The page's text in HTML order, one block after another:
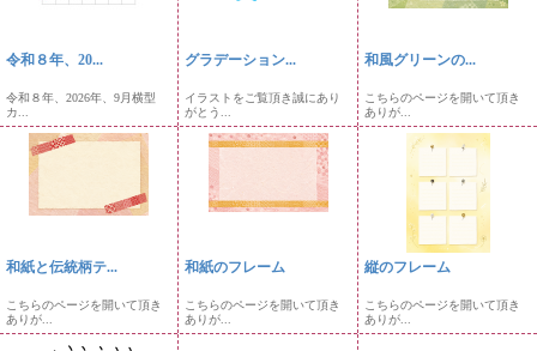
令和８年、20...
令和８年、2026年、9月横型
カ...
グラデーション...
イラストをご覧頂き誠にあり
がとう...
和風グリーンの...
こちらのページを開いて頂き
ありが...
和紙と伝統柄テ...
こちらのページを開いて頂き
ありが...
和紙のフレーム
こちらのページを開いて頂き
ありが...
縦のフレーム
こちらのページを開いて頂き
ありが...